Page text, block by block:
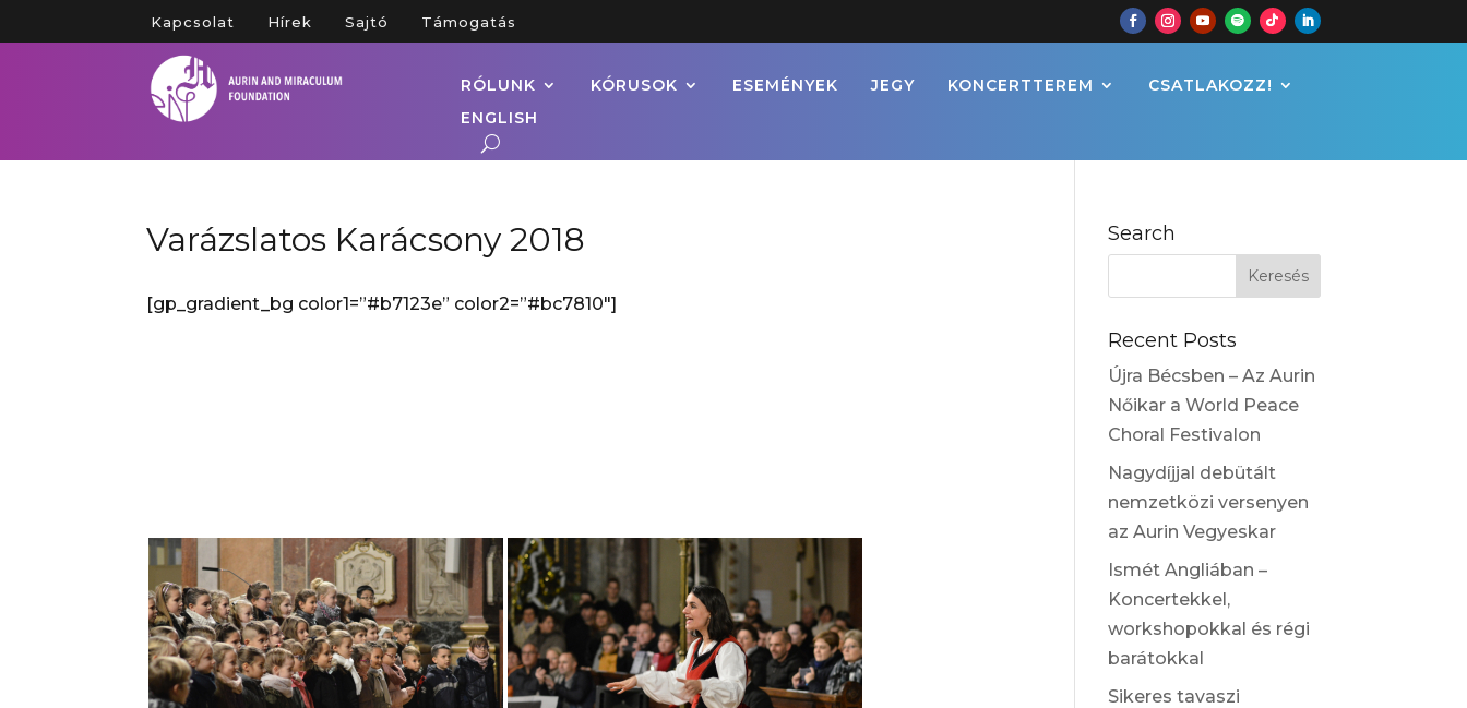
Kapcsolat Hírek Sajtó Támogatás
RÓLUNK KÓRUSOK ESEMÉNYEK JEGY KONCERTTEREM
CSATLAKOZZ!
ENGLISH
Varázslatos Karácsony 2018
[gp_gradient_bg color1=”#b7123e” color2=”#bc7810″]
Search
Recent Posts
Újra Bécsben – Az Aurin
Nőikar a World Peace
Choral Festivalon
Nagydíjjal debütált
nemzetközi versenyen
az Aurin Vegyeskar
Ismét Angliában –
Koncertekkel,
workshopokkal és régi
barátokkal
Sikeres tavaszi